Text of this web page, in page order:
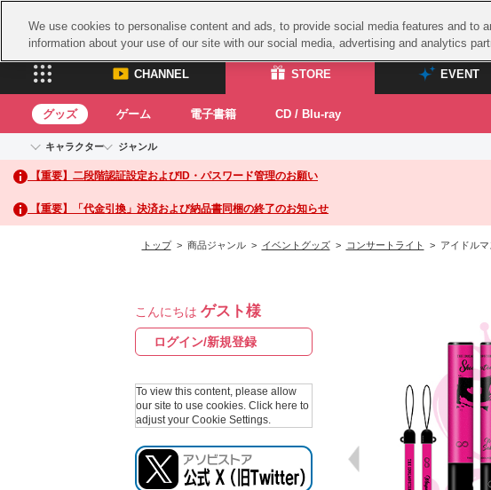
CHANNEL STORE EVENT
CHANNEL
ASOBI CHANNEL TOP
STORE
ASOBI STORE TOP
グッズ
グッズ ゲーム 電子書籍 CD / Blu-ray
キャラクター
アイドルマスターシリーズ
アイドルマスター
アイドルマスター シンデレラガールズ
アイドルマスター ミリオンライブ！
プロジェクトアイマス ヴイアライヴ
テイルズ オブ シリーズ
ガンダムシリーズ
ジャンル
イベントグッズ
トイ・ホビー
【重要】二段階認証設定およびID・パスワード管理のお願い
【重要】「代金引換」決済および納品書同梱の終了のお知らせ
トップ> 商品ジャンル > イベントグッズ> コンサートライト > アイドルマ
こんにちは ゲスト様
ログイン/新規登録
To view this content, please allow
our site to use cookies. Click here to
adjust your Cookie Settings.
We use cookies to personalise content and ads, to provide social media features and to
information about your use of our site with our social media, advertising and analytics